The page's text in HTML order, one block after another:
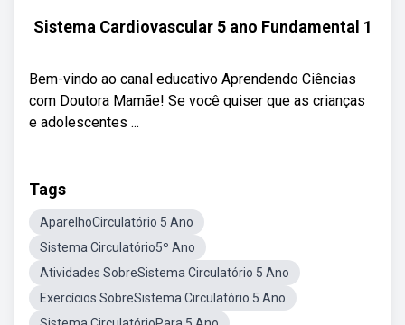
Sistema Cardiovascular 5 ano Fundamental 1
Bem-vindo ao canal educativo Aprendendo Ciências
com Doutora Mamãe! Se você quiser que as crianças
e adolescentes ...
Tags
AparelhoCirculatório 5 Ano
Sistema Circulatório5º Ano
Atividades SobreSistema Circulatório 5 Ano
Exercícios SobreSistema Circulatório 5 Ano